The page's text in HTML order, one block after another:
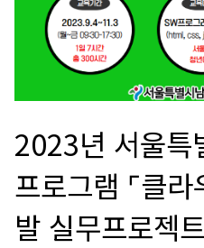
2023년 서울특
프로그램 ⌜클
발 실무프로젝